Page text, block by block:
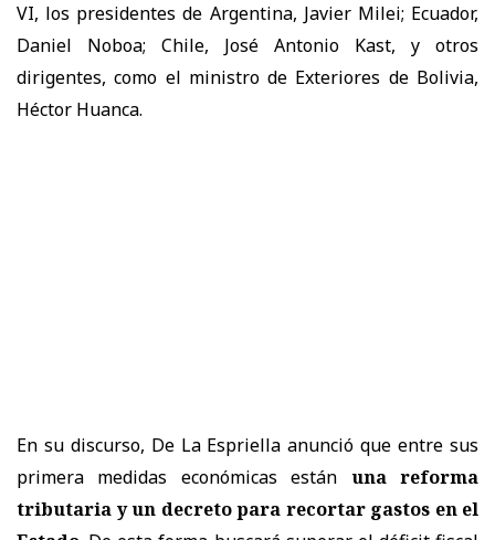
VI, los presidentes de Argentina, Javier Milei; Ecuador,
Daniel Noboa; Chile, José Antonio Kast, y otros
dirigentes, como el ministro de Exteriores de Bolivia,
Héctor Huanca.
En su discurso, De La Espriella anunció que entre sus
primera medidas económicas están una reforma
tributaria y un decreto para recortar gastos en el